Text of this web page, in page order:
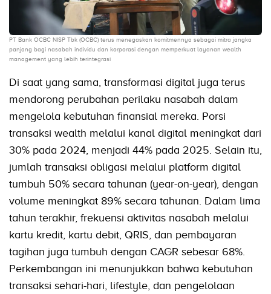
PT Bank OCBC NISP Tbk (OCBC) terus menegaskan komitmennya sebagai mitra jangka
panjang bagi nasabah individu dan korporasi dengan memperkuat layanan wealth
management yang lebih terintegrasi
Di saat yang sama, transformasi digital juga terus
mendorong perubahan perilaku nasabah dalam
mengelola kebutuhan finansial mereka. Porsi
transaksi wealth melalui kanal digital meningkat dari
30% pada 2024, menjadi 44% pada 2025. Selain itu,
jumlah transaksi obligasi melalui platform digital
tumbuh 50% secara tahunan (year-on-year), dengan
volume meningkat 89% secara tahunan. Dalam lima
tahun terakhir, frekuensi aktivitas nasabah melalui
kartu kredit, kartu debit, QRIS, dan pembayaran
tagihan juga tumbuh dengan CAGR sebesar 68%.
Perkembangan ini menunjukkan bahwa kebutuhan
transaksi sehari-hari, lifestyle, dan pengelolaan